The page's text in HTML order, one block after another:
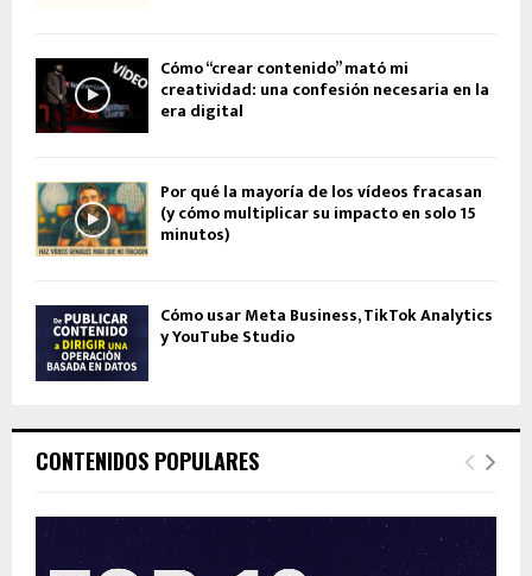
Cómo “crear contenido” mató mi
creatividad: una confesión necesaria en la
era digital
Por qué la mayoría de los vídeos fracasan
(y cómo multiplicar su impacto en solo 15
minutos)
Cómo usar Meta Business, TikTok Analytics
y YouTube Studio
CONTENIDOS POPULARES